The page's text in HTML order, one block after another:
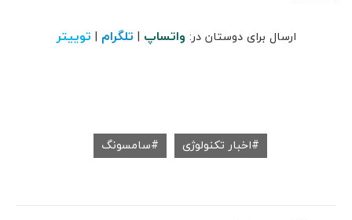
ارسال برای دوستان در: واتساپ | تلگرام | توییتر
اخبار تکنولوژی سامسونگ